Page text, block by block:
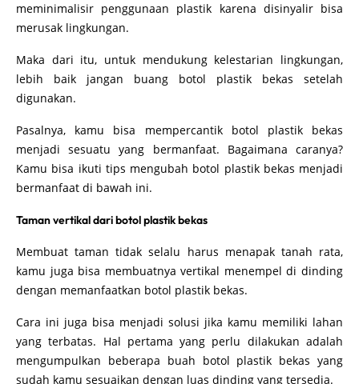
meminimalisir penggunaan plastik karena disinyalir bisa
merusak lingkungan.
Maka dari itu, untuk mendukung kelestarian lingkungan,
lebih baik jangan buang botol plastik bekas setelah
digunakan.
Pasalnya, kamu bisa mempercantik botol plastik bekas
menjadi sesuatu yang bermanfaat. Bagaimana caranya?
Kamu bisa ikuti tips mengubah botol plastik bekas menjadi
bermanfaat di bawah ini.
Taman vertikal dari botol plastik bekas
Membuat taman tidak selalu harus menapak tanah rata,
kamu juga bisa membuatnya vertikal menempel di dinding
dengan memanfaatkan botol plastik bekas.
Cara ini juga bisa menjadi solusi jika kamu memiliki lahan
yang terbatas. Hal pertama yang perlu dilakukan adalah
mengumpulkan beberapa buah botol plastik bekas yang
sudah kamu sesuaikan dengan luas dinding yang tersedia.